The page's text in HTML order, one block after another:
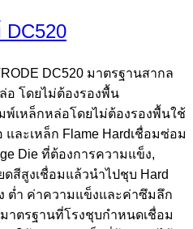
DC520 มาตรฐานสากล
อ โดยไม่ต้องรองพื้น
เหล็กหล่อโดยไม่ต้องรองพื้นใช้
ละเหล็ก Flame Hardเชื่อมซ่อม
Die ที่ต้องการความแข็ง,
สีสูงเชื่อมแล้วนำไปชุบ Hard
ต่ำ ค่าความแข็งและค่าซึมลึก
าตรฐานที่โรงชุบกำหนดเชื่อม